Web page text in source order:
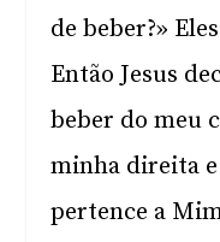
de beber?»
Então Jesus
beber do meu
minha direita
pertence a